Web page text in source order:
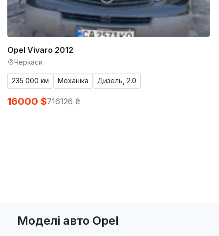
Opel Vivaro 2012
Черкаси
235 000 км Механіка Дизель, 2.0
16000 $716126 ₴
Моделі авто Opel